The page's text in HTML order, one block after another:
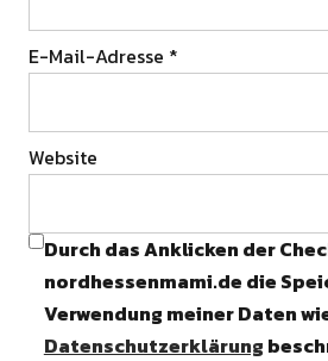
E-Mail-Adresse *
Website
Durch das Anklicken der
nordhessenmami.de die
Verwendung meiner Daten
Datenschutzerklärung